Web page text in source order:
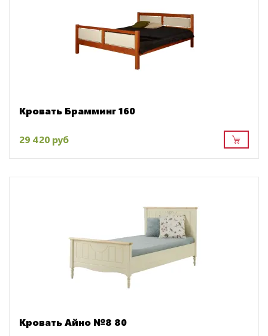
Кровать Брамминг 160
29 420 руб
Кровать Айно №8 80